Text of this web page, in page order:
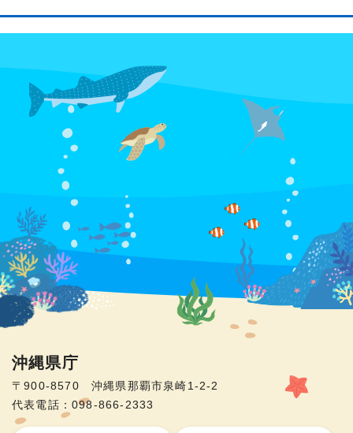
沖縄県庁
〒900-8570 沖縄県那覇市泉崎1-2-2
代表電話：098-866-2333